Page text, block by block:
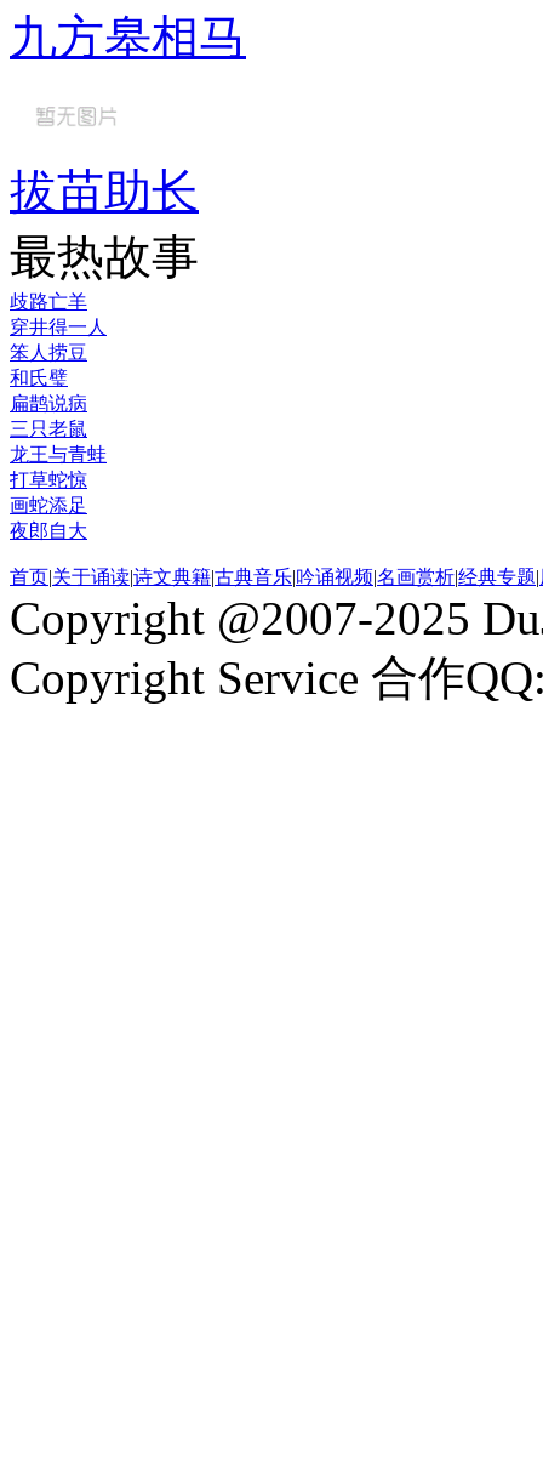
九方皋相马
拔苗助长
最热故事
歧路亡羊
穿井得一人
笨人捞豆
和氏璧
扁鹊说病
三只老鼠
龙王与青蛙
打草蛇惊
画蛇添足
夜郎自大
首页|关于诵读|诗文典籍|古典音乐|吟诵视频|名画赏析|经典专题|
Copyright @2007-2025
Copyright Service 合作